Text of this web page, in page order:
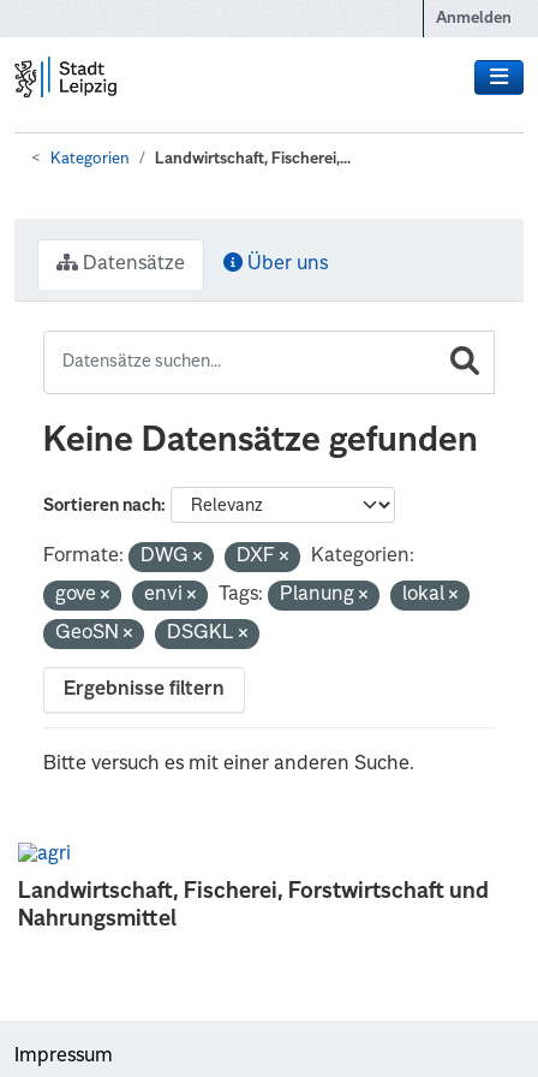
Anmelden
Kategorien Landwirtschaft, Fischerei,...
Landwirtschaft, Fischerei, Forstwirtschaft und
Nahrungsmittel
Datensätze Über uns
Keine Datensätze gefunden
Sortieren nach
Formate: DWG DXF
Kategorien:
gove
envi Tags: Planung
lokal
GeoSN
DSGKL
Ergebnisse filtern
Bitte versuch es mit einer anderen Suche.
Impressum